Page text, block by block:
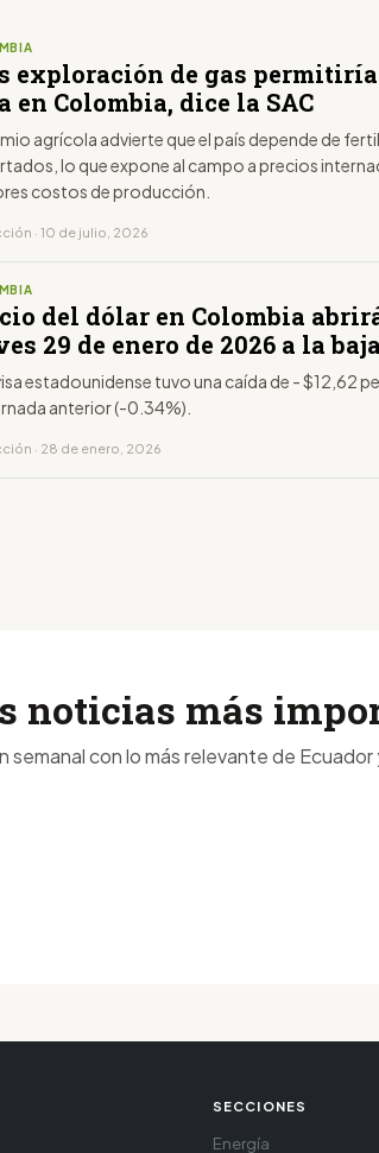
exploración de gas
en Colombia, dice la SAC
agrícola advierte que el país depende de
lo que expone al campo a precios
costos de producción.
· 10 de julio, 2026
del dólar en Colombia
29 de enero de 2026 a la baja
estadounidense tuvo una caída de - $12,62
anterior (-0.34%).
· 28 de enero, 2026
noticias más
semanal con lo más relevante de
SECCIONES
Energía